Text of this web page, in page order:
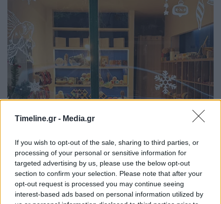
Timeline.gr - Media.gr
If you wish to opt-out of the sale, sharing to third parties, or
processing of your personal or sensitive information for
targeted advertising by us, please use the below opt-out
section to confirm your selection. Please note that after your
opt-out request is processed you may continue seeing
interest-based ads based on personal information utilized by